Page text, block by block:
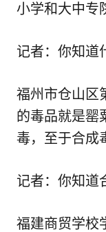
小学和大中专
记者：你知道
福州市仓山区
的毒品就是罂
毒，至于合成
记者：你知道
福建商贸学校